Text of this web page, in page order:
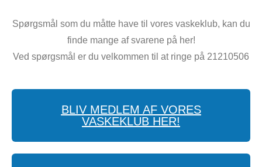
Spørgsmål som du måtte have til vores vaskeklub, kan du
finde mange af svarene på her!
Ved spørgsmål er du velkommen til at ringe på 21210506
BLIV MEDLEM AF VORES
VASKEKLUB HER!